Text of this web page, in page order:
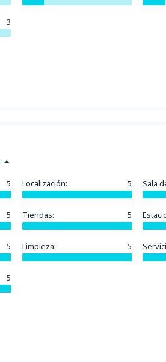
3
5 Localización: 5 Sala
5 Tiendas: 5
5 Limpieza: 5
5